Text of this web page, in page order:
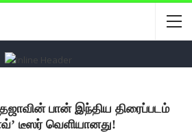
பான் இந்திய திரைப்படம்
டீஸர் வெளியானது!